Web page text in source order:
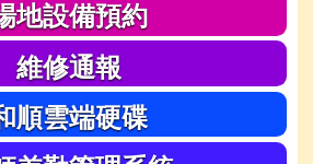
地設備預約
維修通報
順雲端硬碟